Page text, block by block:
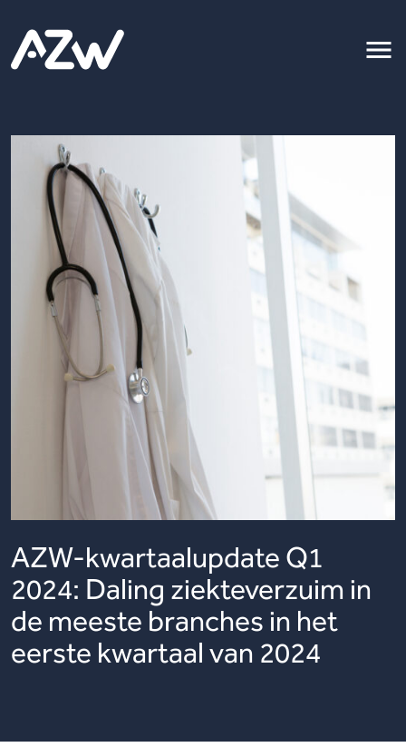
AZW-kwartaalupdate Q1
2024: Daling ziekteverzuim in
de meeste branches in het
eerste kwartaal van 2024